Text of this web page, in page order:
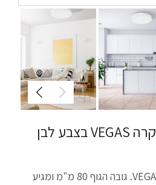
גוף תאורה צמוד תקרה VEGAS בצבע לבן
גוף תאורה צמוד תקרה VEGAS. גובה הגוף 80 מ"מ ומגיע